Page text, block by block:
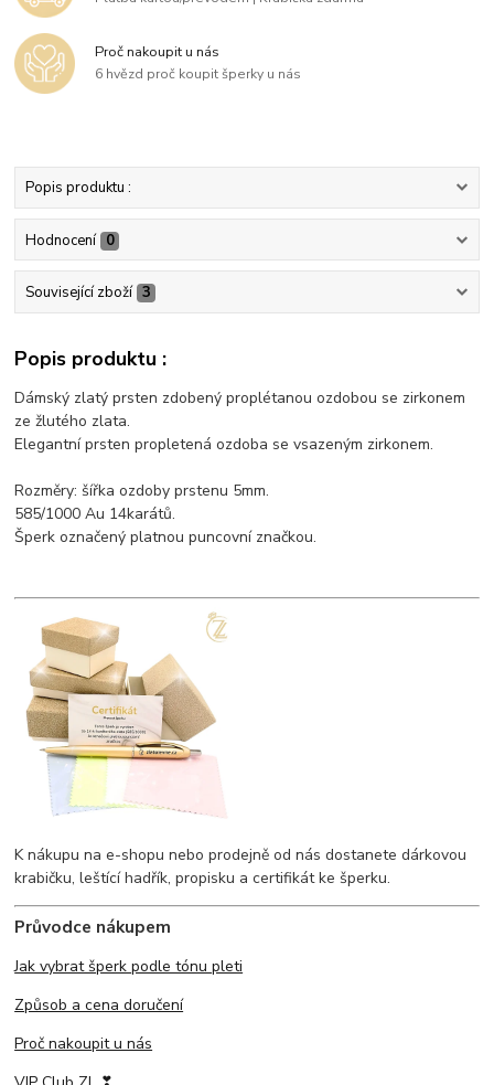
Proč nakoupit u nás
6 hvězd proč koupit šperky u nás
Popis produktu :
Hodnocení 0
Související zboží 3
Popis produktu :
Dámský zlatý prsten zdobený proplétanou ozdobou se zirkonem
ze žlutého zlata.
Elegantní prsten propletená ozdoba se vsazeným zirkonem.
Rozměry: šířka ozdoby prstenu 5mm.
585/1000 Au 14karátů.
Šperk označený platnou puncovní značkou.
K nákupu na e-shopu nebo prodejně od nás dostanete dárkovou
krabičku, leštící hadřík, propisku a certifikát ke šperku.
Průvodce nákupem
Jak vybrat šperk podle tónu pleti
Způsob a cena doručení
Proč nakoupit u nás